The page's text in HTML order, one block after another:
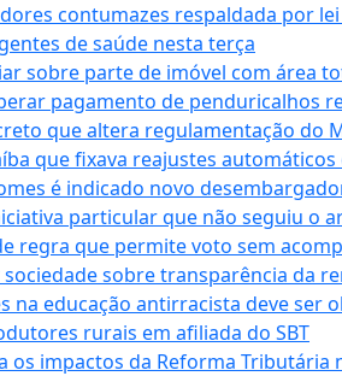
contumazes respaldada por
de saúde nesta terça
sobre parte de imóvel com área
pagamento de penduricalhos
que altera regulamentação do
que fixava reajustes
é indicado novo
particular que não seguiu o
regra que permite voto sem
sobre transparência da
na educação antirracista deve ser
rurais em afiliada do SBT
os impactos da Reforma Tributária